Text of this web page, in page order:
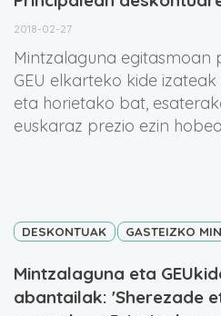
2018-02-27
Mintzalaguna egitasmoan
GEU elkarteko kide
eta horietako bat,
euskaraz prezio ezin
DESKONTUAK GASTEIZKO
Mintzalaguna eta
abantailak: 'Sherezade